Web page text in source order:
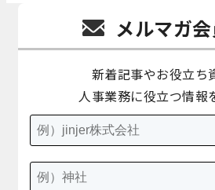
メルマガ
新着記事やお役立ち
人事業務に役立つ情報